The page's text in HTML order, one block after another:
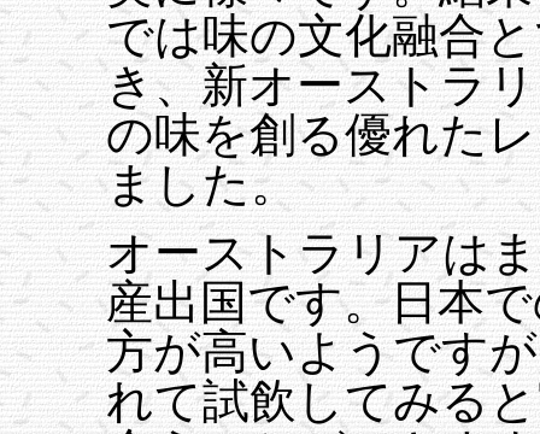
では味の文化融合
き、新オーストラ
の味を創る優れた
ました。
オーストラリアは
産出国です。日本
方が高いようです
れて試飲してみる